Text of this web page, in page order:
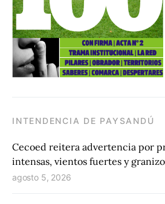
INTENDENCIA DE PAYSANDÚ
Cecoed reitera advertencia por
intensas, vientos fuertes y granizo
agosto 5, 2026